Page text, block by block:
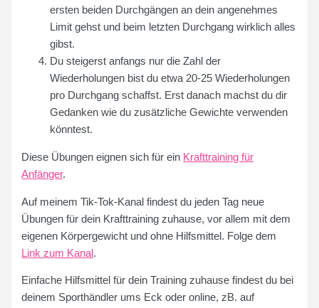
ersten beiden Durchgängen an dein angenehmes
Limit gehst und beim letzten Durchgang wirklich alles
gibst.
Du steigerst anfangs nur die Zahl der
Wiederholungen bist du etwa 20-25 Wiederholungen
pro Durchgang schaffst. Erst danach machst du dir
Gedanken wie du zusätzliche Gewichte verwenden
könntest.
Diese Übungen eignen sich für ein Krafttraining für
Anfänger.
Auf meinem Tik-Tok-Kanal findest du jeden Tag neue
Übungen für dein Krafttraining zuhause, vor allem mit dem
eigenen Körpergewicht und ohne Hilfsmittel. Folge dem
Link zum Kanal.
Einfache Hilfsmittel für dein Training zuhause findest du bei
deinem Sporthändler ums Eck oder online, zB. auf